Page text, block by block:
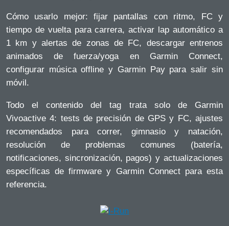
Cómo usarlo mejor: fijar pantallas con ritmo, FC y
tiempo de vuelta para carrera, activar lap automático a
1 km y alertas de zonas de FC, descargar entrenos
animados de fuerza/yoga en Garmin Connect,
configurar música offline y Garmin Pay para salir sin
móvil.
Todo el contenido del tag trata solo de Garmin
Vivoactive 4: tests de precisión de GPS y FC, ajustes
recomendados para correr, gimnasio y natación,
resolución de problemas comunes (batería,
notificaciones, sincronización, pagos) y actualizaciones
específicas de firmware y Garmin Connect para esta
referencia.